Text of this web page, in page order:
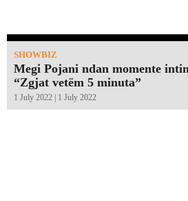
SHOWBIZ
Megi Pojani ndan momente
“Zgjat vetëm 5 minuta”￼
1 July 2022 | 1 July 2022